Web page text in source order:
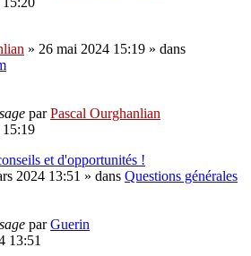
» 26 mai 2024 15:19 » dans
parPascal Ourghanlian
15:19
et d'opportunités !
2024 13:51 » dans Questions générales
parGuerin
13:51